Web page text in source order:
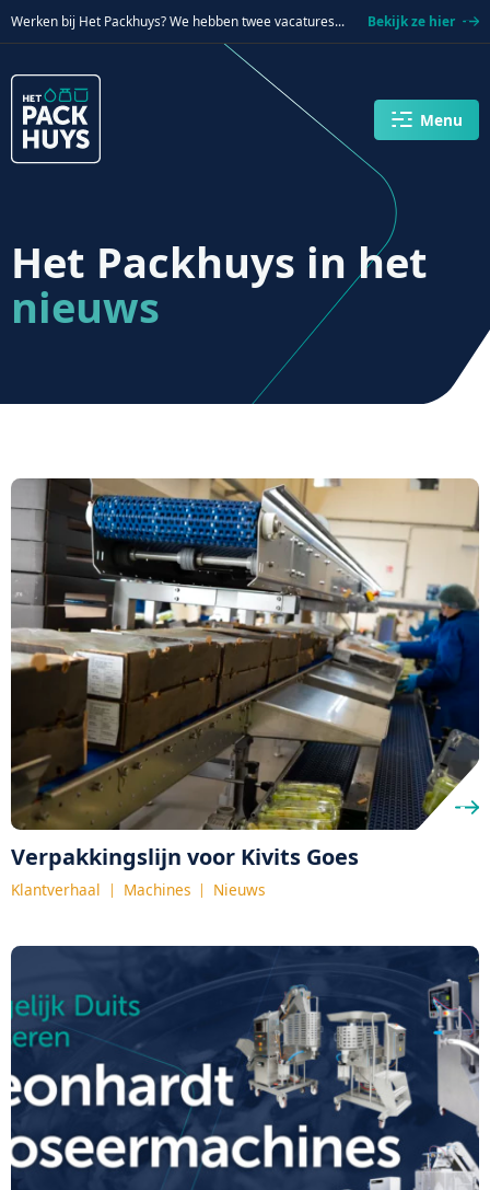
Verder naar navigatie
Ga naar hoofdinhoud
Footer
Werken bij Het Packhuys? We hebben twee vacatures... Bekijk ze hier
Menu
Het Packhuys in het
nieuws
Verpakkingslijn voor Kivits Goes
Klantverhaal Machines Nieuws